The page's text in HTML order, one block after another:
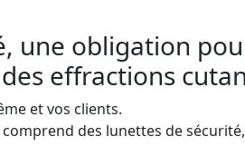
une obligation
effractions
et vos clients.
des lunettes de